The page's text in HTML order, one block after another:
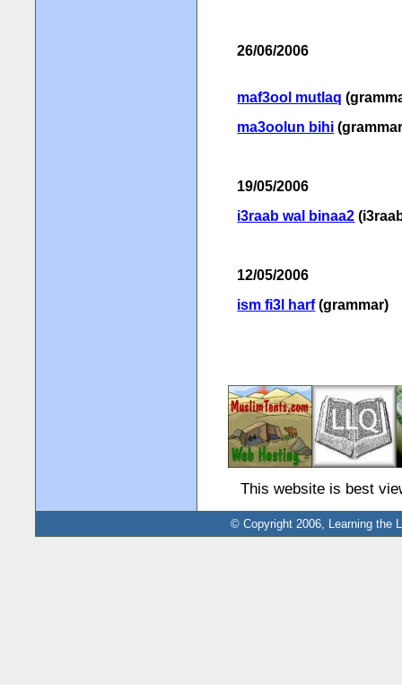
26/06/2006
maf3ool mutlaq
ma3oolun bihi
19/05/2006
i3raab wal binaa2
12/05/2006
ism fi3l harf(grammar)
This website is best
© Copyright 2006, Learning the